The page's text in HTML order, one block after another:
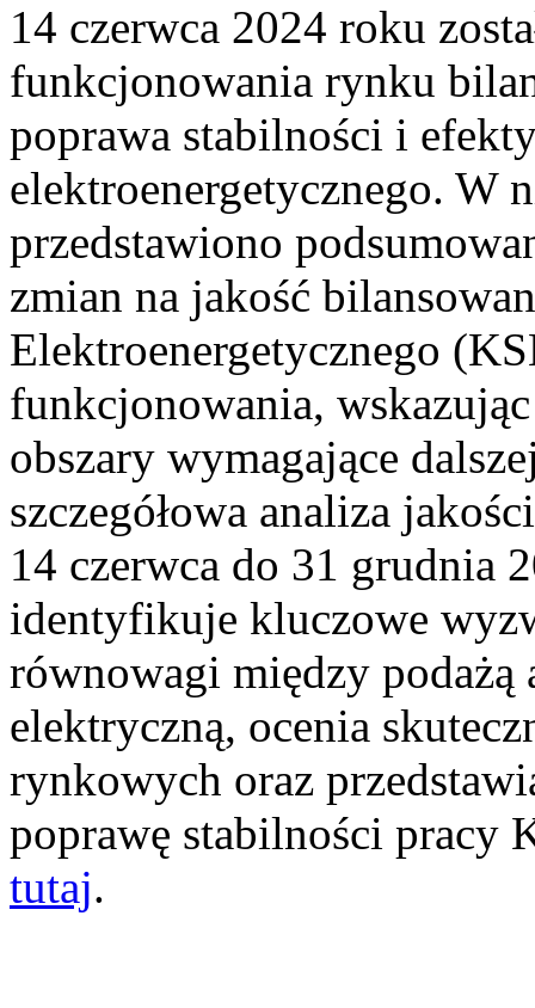
14 czerwca 2024 roku
funkcjonowania rynku
poprawa stabilności i
elektroenergetycznego. W
przedstawiono
zmian na jakość
Elektroenergetycznego
funkcjonowania,
obszary wymagające
szczegółowa analiza
14 czerwca do 31 grudnia
identyfikuje kluczowe
równowagi między podażą
elektryczną, ocenia
rynkowych oraz
poprawę stabilności pracy
tutaj.